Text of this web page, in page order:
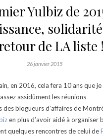
Yulbiz de
de LA liste !
26 janvier 2015
en 2016, cela fera 10 ans que je
assidûment les réunions
des blogueurs d’affaires de
en plus d’avoir aidé à organiser
quelques rencontres de celui de